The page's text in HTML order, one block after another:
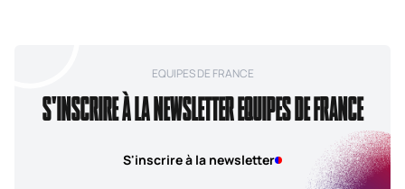
EQUIPES DE FRANCE
S'INSCRIRE À LA NEWSLETTER EQUIPES DE FRANCE
S'inscrire à la newsletter